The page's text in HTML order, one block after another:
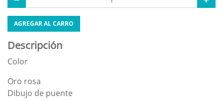
AGREGAR AL CARRO
Descripción
Color
Oro rosa
Dibujo de puente